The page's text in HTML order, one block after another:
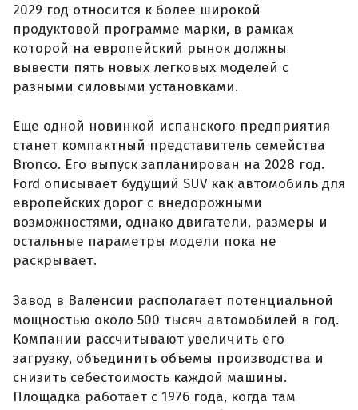
2029 год относится к более широкой
продуктовой программе марки, в рамках
которой на европейский рынок должны
вывести пять новых легковых моделей с
разными силовыми установками.
Еще одной новинкой испанского предприятия
станет компактный представитель семейства
Bronco. Его выпуск запланирован на 2028 год.
Ford описывает будущий SUV как автомобиль для
европейских дорог с внедорожными
возможностями, однако двигатели, размеры и
остальные параметры модели пока не
раскрывает.
Завод в Валенсии располагает потенциальной
мощностью около 500 тысяч автомобилей в год.
Компании рассчитывают увеличить его
загрузку, объединить объемы производства и
снизить себестоимость каждой машины.
Площадка работает с 1976 года, когда там